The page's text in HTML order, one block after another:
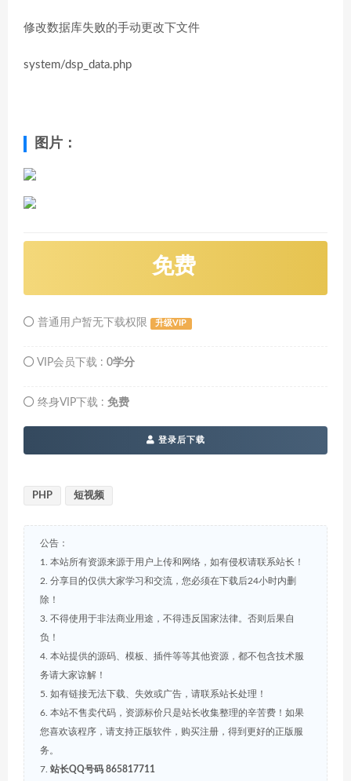
修改数据库失败的手动更改下文件
system/dsp_data.php
图片：
免费
普通用户暂无下载权限 升级VIP
VIP会员下载 : 0学分
终身VIP下载 : 免费
登录后下载
PHP 短视频
公告：
1. 本站所有资源来源于用户上传和网络，如有侵权请联系站长！
2. 分享目的仅供大家学习和交流，您必须在下载后24小时内删
除！
3. 不得使用于非法商业用途，不得违反国家法律。否则后果自
负！
4. 本站提供的源码、模板、插件等等其他资源，都不包含技术服
务请大家谅解！
5. 如有链接无法下载、失效或广告，请联系站长处理！
6. 本站不售卖代码，资源标价只是站长收集整理的辛苦费！如果
您喜欢该程序，请支持正版软件，购买注册，得到更好的正版服
务。
7. 站长QQ号码 865817711